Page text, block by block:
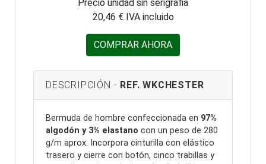
Precio unidad sin serigrafia
20,46 € IVA incluido
COMPRAR AHORA
DESCRIPCIÓN - REF. WKCHESTER
Bermuda de hombre confeccionada en 97%
algodón y 3% elastano con un peso de 280
g/m aprox. Incorpora cinturilla con elástico
trasero y cierre con botón, cinco trabillas y